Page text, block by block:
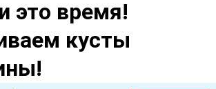
это время!
кусты